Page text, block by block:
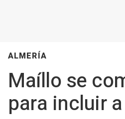
ALMERÍA
Maíllo se
para incluir